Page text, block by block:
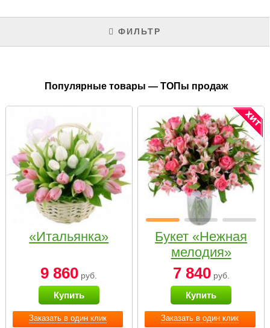
ФИЛЬТР
Популярные товары — ТОПы продаж
Заказать в один клик
«Итальянка»
9 860 руб.
Купить
Заказать в один клик
Букет «Нежная
мелодия»
7 840руб.
Купить